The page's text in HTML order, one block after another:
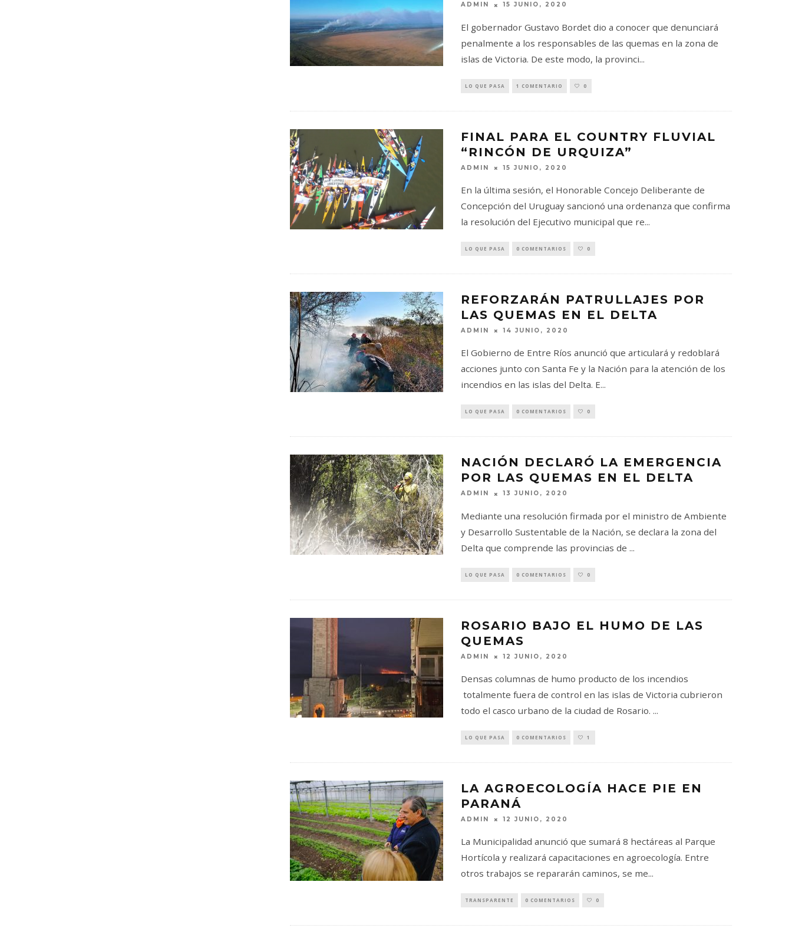
ADMIN 15 JUNIO, 2020
El gobernador Gustavo Bordet dio a conocer que denunciará
penalmente a los responsables de las quemas en la zona de
islas de Victoria. De este modo, la provinci...
LO QUE PASA 1 COMENTARIO 0
FINAL PARA EL COUNTRY FLUVIAL
“RINCÓN DE URQUIZA”
ADMIN 15 JUNIO, 2020
En la última sesión, el Honorable Concejo Deliberante de
Concepción del Uruguay sancionó una ordenanza que confirma
la resolución del Ejecutivo municipal que re...
LO QUE PASA 0 COMENTARIOS 0
REFORZARÁN PATRULLAJES POR
LAS QUEMAS EN EL DELTA
ADMIN 14 JUNIO, 2020
El Gobierno de Entre Ríos anunció que articulará y redoblará
acciones junto con Santa Fe y la Nación para la atención de los
incendios en las islas del Delta. E...
LO QUE PASA 0 COMENTARIOS 0
NACIÓN DECLARÓ LA EMERGENCIA
POR LAS QUEMAS EN EL DELTA
ADMIN 13 JUNIO, 2020
Mediante una resolución firmada por el ministro de Ambiente
y Desarrollo Sustentable de la Nación, se declara la zona del
Delta que comprende las provincias de ...
LO QUE PASA 0 COMENTARIOS 0
ROSARIO BAJO EL HUMO DE LAS
QUEMAS
ADMIN 12 JUNIO, 2020
Densas columnas de humo producto de los incendios
totalmente fuera de control en las islas de Victoria cubrieron
todo el casco urbano de la ciudad de Rosario. ...
LO QUE PASA 0 COMENTARIOS 1
LA AGROECOLOGÍA HACE PIE EN
PARANÁ
ADMIN 12 JUNIO, 2020
La Municipalidad anunció que sumará 8 hectáreas al Parque
Hortícola y realizará capacitaciones en agroecología. Entre
otros trabajos se repararán caminos, se me...
TRANSPARENTE 0 COMENTARIOS 0